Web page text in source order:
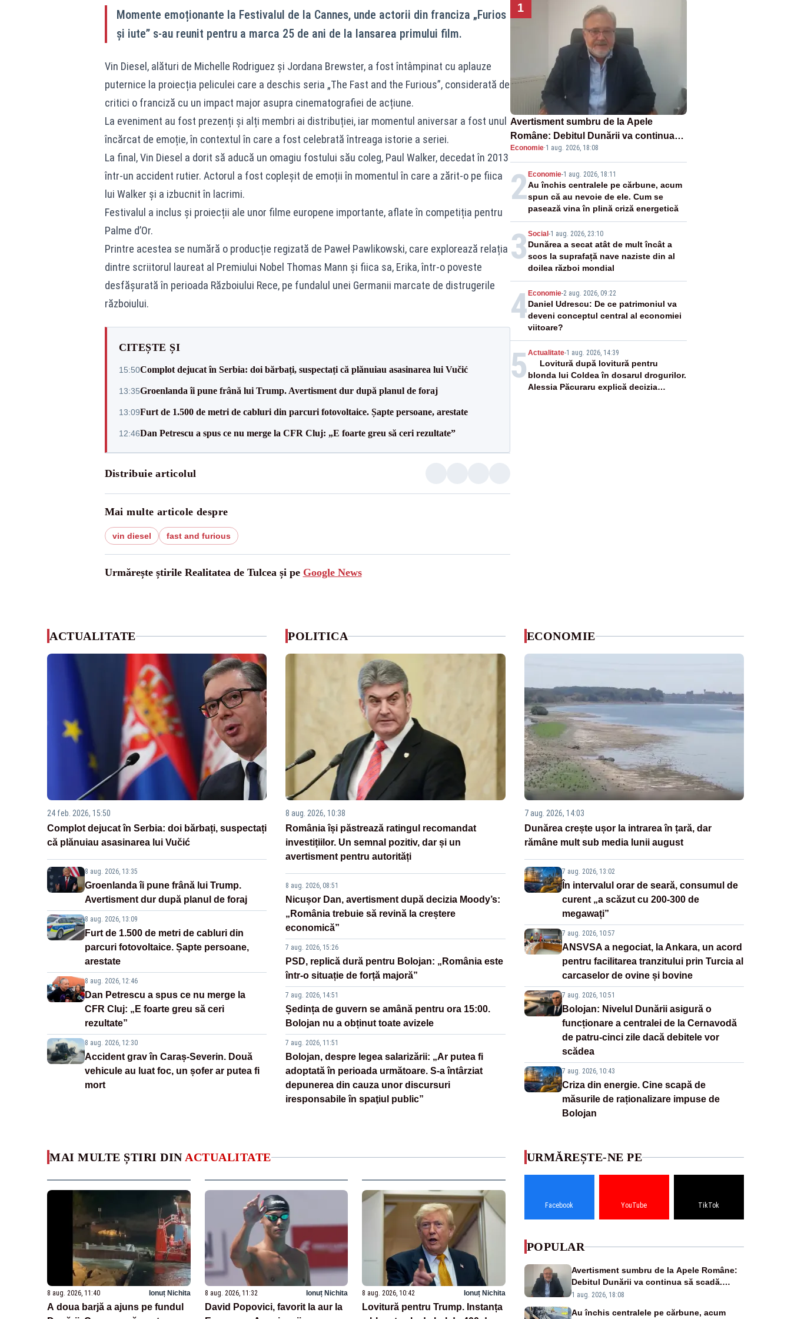
Momente emoționante la Festivalul de la Cannes, unde actorii din franciza „Furios
și iute” s-au reunit pentru a marca 25 de ani de la lansarea primului film.
Vin Diesel, alături de Michelle Rodriguez și Jordana Brewster, a fost întâmpinat cu aplauze
puternice la proiecția peliculei care a deschis seria „The Fast and the Furious”, considerată de
critici o franciză cu un impact major asupra cinematografiei de acțiune.
La eveniment au fost prezenți și alți membri ai distribuției, iar momentul aniversar a fost unul
încărcat de emoție, în contextul în care a fost celebrată întreaga istorie a seriei.
La final, Vin Diesel a dorit să aducă un omagiu fostului său coleg, Paul Walker, decedat în 2013
într-un accident rutier. Actorul a fost copleșit de emoții în momentul în care a zărit-o pe fiica
lui Walker și a izbucnit în lacrimi.
Festivalul a inclus și proiecții ale unor filme europene importante, aflate în competiția pentru
Palme d’Or.
Printre acestea se numără o producție regizată de Paweł Pawlikowski, care explorează relația
dintre scriitorul laureat al Premiului Nobel Thomas Mann și fiica sa, Erika, într-o poveste
desfășurată în perioada Războiului Rece, pe fundalul unei Germanii marcate de distrugerile
războiului.
CITEȘTE ȘI
15:50Complot dejucat în Serbia: doi bărbați, suspectați că plănuiau asasinarea lui Vučić
13:35Groenlanda îi pune frână lui Trump. Avertisment dur după planul de foraj
13:09Furt de 1.500 de metri de cabluri din parcuri fotovoltaice. Șapte persoane, arestate
12:46Dan Petrescu a spus ce nu merge la CFR Cluj: „E foarte greu să ceri rezultate”
Distribuie articolul
Mai multe articole despre
vin diesel fast and furious
Urmărește știrile Realitatea de Tulcea și pe Google News
1
Avertisment sumbru de la Apele
Române: Debitul Dunării va continua
să scadă. Cernavodă s-ar putea închide
în 4 zile
Economie·1 aug. 2026, 18:08
2 Economie-1 aug. 2026, 18:11
Au închis centralele pe cărbune, acum
spun că au nevoie de ele. Cum se
pasează vina în plină criză energetică
3 Social -1 aug. 2026, 23:10
Dunărea a secat atât de mult încât a
scos la suprafață nave naziste din al
doilea război mondial
4 Economie-2 aug. 2026, 09:22
Daniel Udrescu: De ce patrimoniul va
deveni conceptul central al economiei
viitoare?
5 Actualitate-1 aug. 2026, 14:39
Lovitură după lovitură pentru
blonda lui Coldea în dosarul drogurilor.
Alessia Păcuraru explică decizia
ACTUALITATE
24 feb. 2026, 15:50
Complot dejucat în Serbia: doi bărbați, suspectați
că plănuiau asasinarea lui Vučić
8 aug. 2026, 13:35
Groenlanda îi pune frână lui Trump.
Avertisment dur după planul de foraj
8 aug. 2026, 13:09
Furt de 1.500 de metri de cabluri din
parcuri fotovoltaice. Șapte persoane,
arestate
8 aug. 2026, 12:46
Dan Petrescu a spus ce nu merge la
CFR Cluj: „E foarte greu să ceri
rezultate”
8 aug. 2026, 12:30
Accident grav în Caraș-Severin. Două
vehicule au luat foc, un șofer ar putea fi
mort
POLITICA
8 aug. 2026, 10:38
România își păstrează ratingul recomandat
investițiilor. Un semnal pozitiv, dar și un
avertisment pentru autorități
8 aug. 2026, 08:51
Nicușor Dan, avertisment după decizia Moody’s:
„România trebuie să revină la creștere
economică”
7 aug. 2026, 15:26
PSD, replică dură pentru Bolojan: „România este
într-o situație de forță majoră”
7 aug. 2026, 14:51
Ședința de guvern se amână pentru ora 15:00.
Bolojan nu a obținut toate avizele
7 aug. 2026, 11:51
Bolojan, despre legea salarizării: „Ar putea fi
adoptată în perioada următoare. S-a întârziat
depunerea din cauza unor discursuri
iresponsabile în spaţiul public”
ECONOMIE
7 aug. 2026, 14:03
Dunărea crește ușor la intrarea în țară, dar
rămâne mult sub media lunii august
7 aug. 2026, 13:02
În intervalul orar de seară, consumul de
curent „a scăzut cu 200-300 de
megawați”
7 aug. 2026, 10:57
ANSVSA a negociat, la Ankara, un acord
pentru facilitarea tranzitului prin Turcia al
carcaselor de ovine și bovine
7 aug. 2026, 10:51
Bolojan: Nivelul Dunării asigură o
funcționare a centralei de la Cernavodă
de patru-cinci zile dacă debitele vor
scădea
7 aug. 2026, 10:43
Criza din energie. Cine scapă de
măsurile de raționalizare impuse de
Bolojan
MAI MULTE ȘTIRI DIN ACTUALITATE
8 aug. 2026, 11:40 Ionuț Nichita
A doua barjă a ajuns pe fundul
8 aug. 2026, 11:32 Ionuț Nichita
David Popovici, favorit la aur la
8 aug. 2026, 10:42 Ionuț Nichita
Lovitură pentru Trump. Instanța
URMĂREȘTE-NE PE
Facebook YouTube TikTok
POPULAR
Avertisment sumbru de la Apele Române:
Debitul Dunării va continua să scadă.
Cernavodă s-ar putea închide în 4 zile
1 aug. 2026, 18:08
Au închis centralele pe cărbune, acum